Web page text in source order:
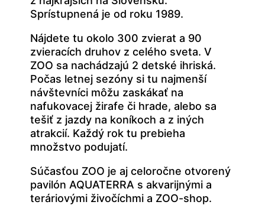
Sprístupnená je od roku 1989.
Nájdete tu okolo 300 zvierat a 90
zvieracích druhov z celého sveta. V
ZOO sa nachádzajú 2 detské ihriská.
Počas letnej sezóny si tu najmenší
návštevníci môžu zaskákať na
nafukovacej žirafe či hrade, alebo sa
tešiť z jazdy na koníkoch a z iných
atrakcií. Každý rok tu prebieha
množstvo podujatí.
Súčasťou ZOO je aj celoročne otvorený
pavilón AQUATERRA s akvarijnými a
teráriovými živočíchmi a ZOO-shop.